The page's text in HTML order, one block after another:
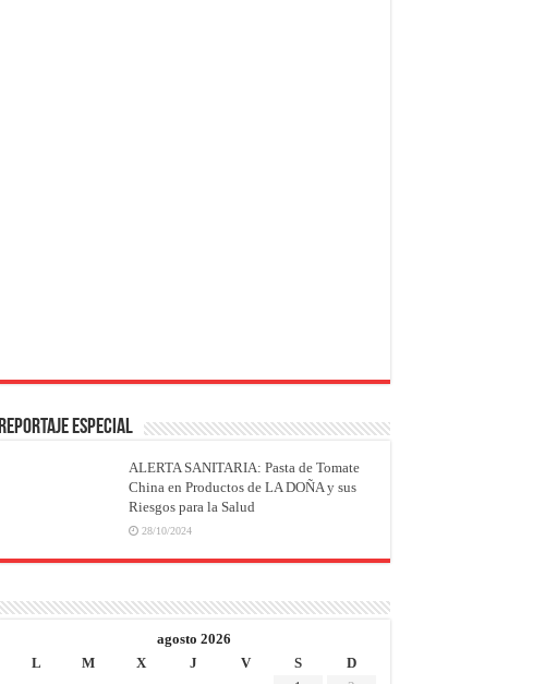
REPORTAJE ESPECIAL
ALERTA SANITARIA: Pasta de Tomate
China en Productos de LA DOÑA y sus
Riesgos para la Salud
28/10/2024
agosto 2026
L
M X J V S
D